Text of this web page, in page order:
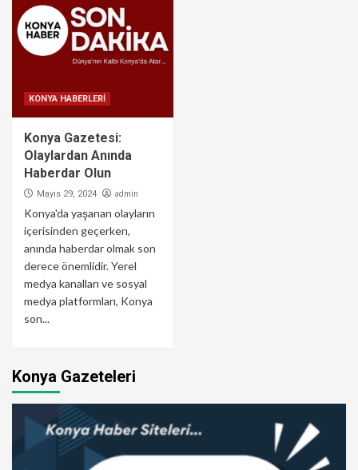
KONYA HABERLERİ
Konya Gazetesi:
Olaylardan Anında
Haberdar Olun
Mayıs 29, 2024 admin
Konya'da yaşanan olayların
içerisinden geçerken,
anında haberdar olmak son
derece önemlidir. Yerel
medya kanalları ve sosyal
medya platformları, Konya
son...
Konya Gazeteleri